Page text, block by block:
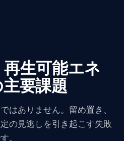
生可能エネ
要課題
はありません。留め置き、
の見逃しを引き起こす失敗
。